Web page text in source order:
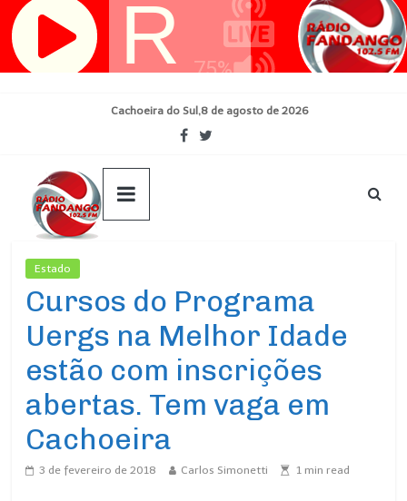
Pular
para
Cachoeira do Sul,8 de agosto de 2026
Estado
Cursos do Programa
Uergs na Melhor Idade
estão com inscrições
abertas. Tem vaga em
Cachoeira
3 de fevereiro de 2018 Carlos Simonetti 1 min read